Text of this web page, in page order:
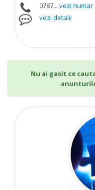
0787... vezi numar
vezi detalii
Nu ai gasit ce